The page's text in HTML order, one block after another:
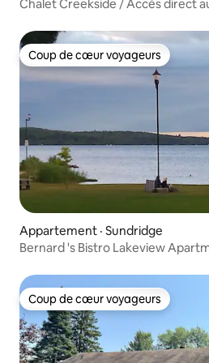
Chalet Creekside / Accès direct
Coup de cœur voyageurs
Coup de cœur voyageurs
Appartement · Sundridge
Bernard 's Bistro Lakeview
Coup de cœur voyageurs
Coup de cœur voyageurs